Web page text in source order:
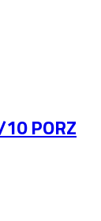
PORZ